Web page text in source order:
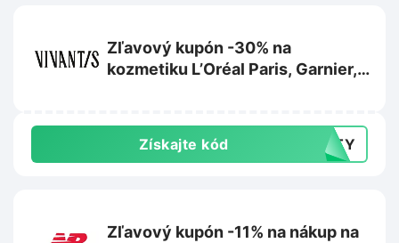
Zľavový kupón -30% na
kozmetiku L’Oréal Paris, Garnier,
Získajte kód AUTY
Zľavový kupón -11% na nákup na